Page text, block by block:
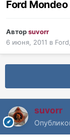
Ford
Авторsuvorr
6 июня, 2011 в
suvorr